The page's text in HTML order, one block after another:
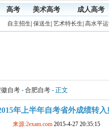
高考 美术高考 成人高考
自主招生 保送生 艺术特长生 高水平
自考 - 合肥自考 - 正文
年上半年自考省外成绩转
来源:2exam.com 2015-4-27 20:35:15